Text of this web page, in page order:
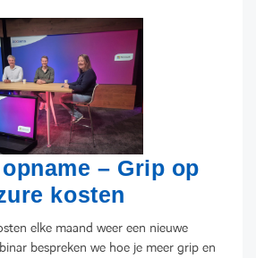
– Grip op
kosten
elke maand weer een nieuwe
bespreken we hoe je meer grip en